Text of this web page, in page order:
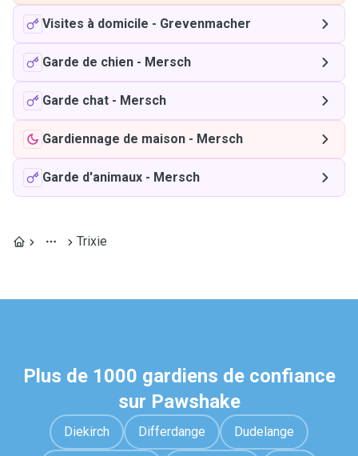
Visites à domicile - Grevenmacher
Garde de chien - Mersch
Garde chat - Mersch
Gardiennage de maison - Mersch
Garde d'animaux - Mersch
Trixie
Plus de 1000 gardiens de confiance
sur Pawshake
Diekirch Differdange Dudelange